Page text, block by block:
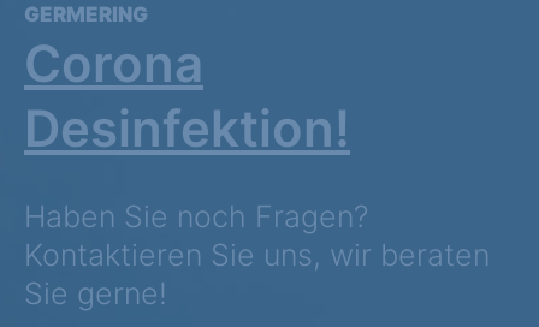
GERMERING
Corona
Desinfektion!
Haben Sie noch Fragen?
Kontaktieren Sie uns, wir beraten
Sie gerne!